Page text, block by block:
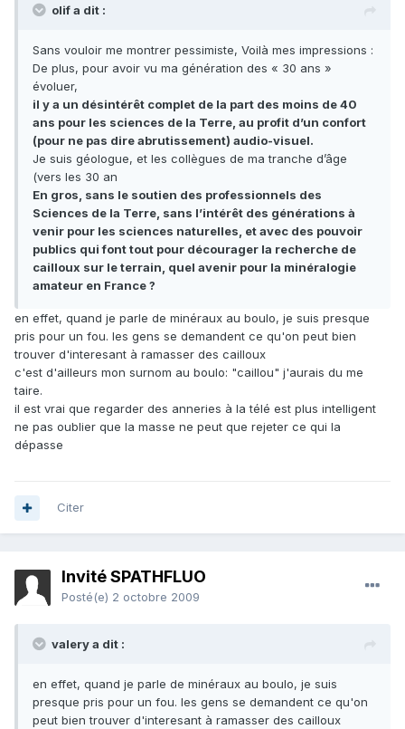
olif a dit :
Sans vouloir me montrer pessimiste, Voilà mes impressions :
De plus, pour avoir vu ma génération des « 30 ans »
évoluer,
il y a un désintérêt complet de la part des moins de 40
ans pour les sciences de la Terre, au profit d’un confort
(pour ne pas dire abrutissement) audio-visuel.
Je suis géologue, et les collègues de ma tranche d’âge
(vers les 30 an
En gros, sans le soutien des professionnels des
Sciences de la Terre, sans l’intérêt des générations à
venir pour les sciences naturelles, et avec des pouvoir
publics qui font tout pour décourager la recherche de
cailloux sur le terrain, quel avenir pour la minéralogie
amateur en France ?
en effet, quand je parle de minéraux au boulo, je suis presque
pris pour un fou. les gens se demandent ce qu'on peut bien
trouver d'interesant à ramasser des cailloux
c'est d'ailleurs mon surnom au boulo: "caillou" j'aurais du me
taire.
il est vrai que regarder des anneries à la télé est plus intelligent
ne pas oublier que la masse ne peut que rejeter ce qui la
dépasse
Citer
Invité SPATHFLUO
Posté(e) 2 octobre 2009
valery a dit :
en effet, quand je parle de minéraux au boulo, je suis
presque pris pour un fou. les gens se demandent ce qu'on
peut bien trouver d'interesant à ramasser des cailloux